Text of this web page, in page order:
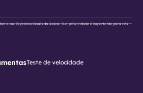
e-mails promocionais da Assine. Sua privacidade é importante para nós.
Teste de velocidade